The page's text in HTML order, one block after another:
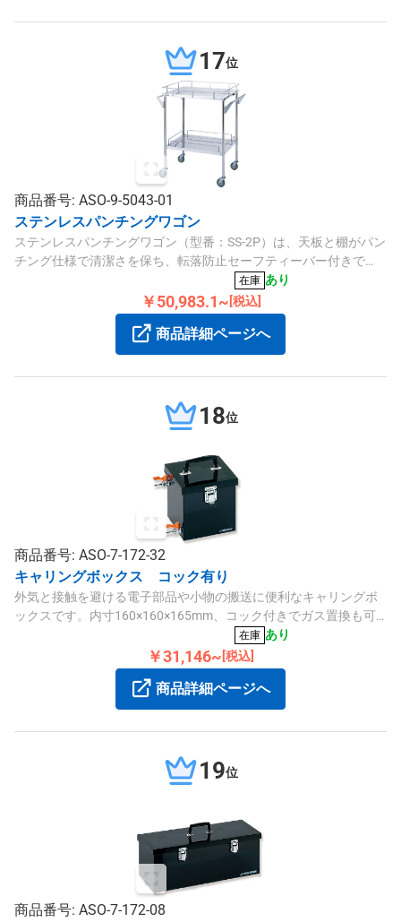
17位
商品番号: ASO-9-5043-01
ステンレスパンチングワゴン
ステンレスパンチングワゴン（型番：SS-2P）は、天板と棚がパン
チング仕様で清潔さを保ち、転落防止セーフティーバー付きで
す。サイズは600×450×835mm、軽量約10kgで、φ75mmウレタン
キャスターと対角ストッパーを装備しています。
在庫 あり
￥50,983.1~ [税込]
商品詳細ページへ
18位
商品番号: ASO-7-172-32
キャリングボックス コック有り
外気と接触を避ける電子部品や小物の搬送に便利なキャリングボ
ックスです。内寸160×160×165mm、コック付きでガス置換も可
在庫 あり
￥31,146~ [税込]
商品詳細ページへ
19位
商品番号: ASO-7-172-08